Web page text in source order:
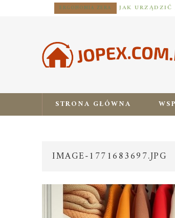
ERGONOMIA ZERA
STRONA GŁÓWNA
IMAGE-1771683697.JPG